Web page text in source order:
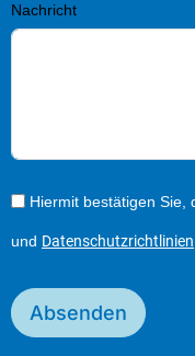
Nachricht
Hiermit bestätigen Sie,
und Datenschutzrichtlinien
Absenden